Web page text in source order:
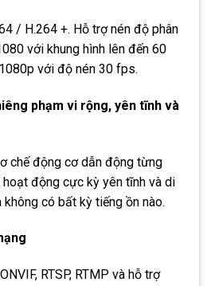
/ H.264 +. Hỗ trợ nén độ phân
với khung hình lên đến 60
với độ nén 30 fps.
phạm vi rộng, yên tĩnh và
chế động cơ dẫn động từng
động cực kỳ yên tĩnh và di
không có bất kỳ tiếng ồn nào.
RTSP, RTMP và hỗ trợ